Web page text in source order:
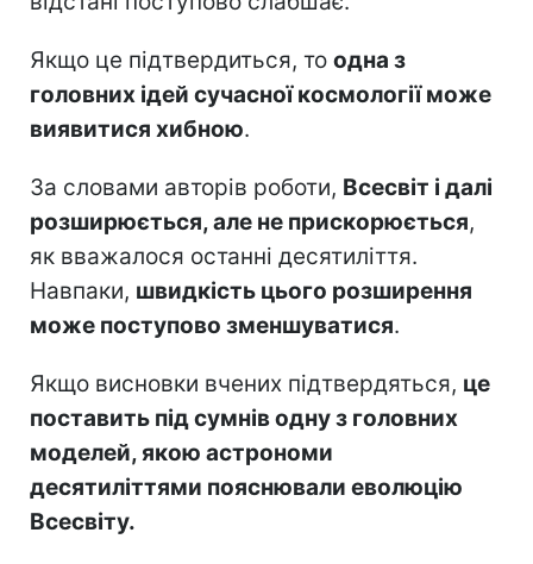
Якщо це підтвердиться, то одна з
головних ідей сучасної космології може
виявитися хибною.
За словами авторів роботи, Всесвіт і далі
розширюється, але не прискорюється,
як вважалося останні десятиліття.
Навпаки, швидкість цього розширення
може поступово зменшуватися.
Якщо висновки вчених підтвердяться, це
поставить під сумнів одну з головних
моделей, якою астрономи
десятиліттями пояснювали еволюцію
Всесвіту.